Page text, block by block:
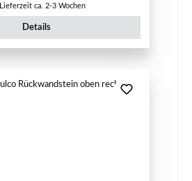
Lieferzeit ca. 2-3 Wochen
Details